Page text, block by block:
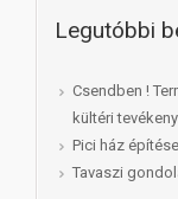
Legutóbbi
Csendben !
kültéri
Pici ház
Tavaszi